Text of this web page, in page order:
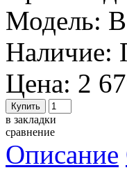
Модель:
Наличие:
Цена: 2
в закладки
сравнение
Описание